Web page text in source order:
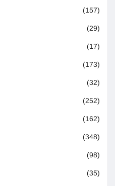
(157)
(29)
(17)
(173)
(32)
(252)
(162)
(348)
(98)
(35)